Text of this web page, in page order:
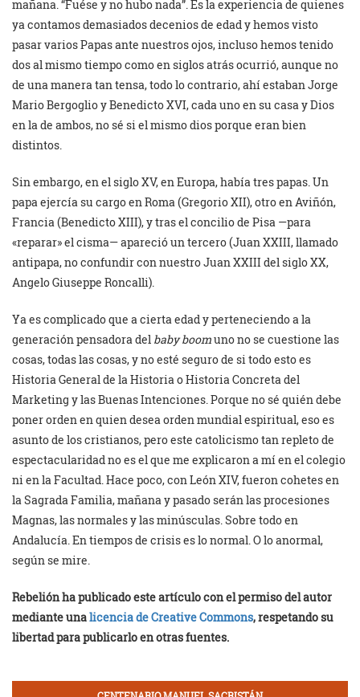
mañana. “Fuése y no hubo nada”. Es la experiencia de quienes
ya contamos demasiados decenios de edad y hemos visto
pasar varios Papas ante nuestros ojos, incluso hemos tenido
dos al mismo tiempo como en siglos atrás ocurrió, aunque no
de una manera tan tensa, todo lo contrario, ahí estaban Jorge
Mario Bergoglio y Benedicto XVI, cada uno en su casa y Dios
en la de ambos, no sé si el mismo dios porque eran bien
distintos.
Sin embargo, en el siglo XV, en Europa, había tres papas. Un
papa ejercía su cargo en Roma (Gregorio XII), otro en Aviñón,
Francia (Benedicto XIII), y tras el concilio de Pisa —para
«reparar» el cisma— apareció un tercero (Juan XXIII, llamado
antipapa, no confundir con nuestro Juan XXIII del siglo XX,
Angelo Giuseppe Roncalli).
Ya es complicado que a cierta edad y perteneciendo a la
generación pensadora del baby boomuno no se cuestione las
cosas, todas las cosas, y no esté seguro de si todo esto es
Historia General de la Historia o Historia Concreta del
Marketing y las Buenas Intenciones. Porque no sé quién debe
poner orden en quien desea orden mundial espiritual, eso es
asunto de los cristianos, pero este catolicismo tan repleto de
espectacularidad no es el que me explicaron a mí en el colegio
ni en la Facultad. Hace poco, con León XIV, fueron cohetes en
la Sagrada Familia, mañana y pasado serán las procesiones
Magnas, las normales y las minúsculas. Sobre todo en
Andalucía. En tiempos de crisis es lo normal. O lo anormal,
según se mire.
Rebelión ha publicado este artículo con el permiso del autor
mediante unalicencia de Creative Commons, respetando su
libertad para publicarlo en otras fuentes.